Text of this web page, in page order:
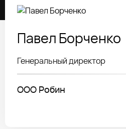
Павел Борченко
Генеральный директор
ООО Робин